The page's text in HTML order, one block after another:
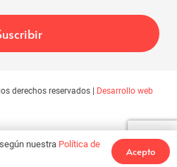
derechos reservados |
Desarrollo web
nuestra Política de
Acepto